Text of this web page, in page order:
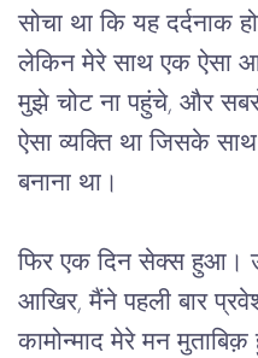
सोचा था कि यह दर्दनाक
लेकिन मेरे साथ एक ऐसा
मुझे चोट ना पहुंचे, और
ऐसा व्यक्ति था जिसके
बनाना था।
फिर एक दिन सेक्स हुआ।
आखिर, मैंने पहली बार
कामोन्माद मेरे मन